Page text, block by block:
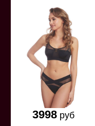
3998руб